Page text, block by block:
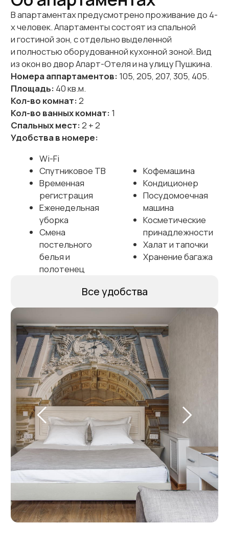
Wi-Fi
Спутниковое ТВ
Временная
регистрация
Еженедельная
уборка
Смена
постельного
белья и
полотенец
Кофемашина
Кондиционер
Посудомоечная
машина
Косметические
принадлежности
Халат и тапочки
Хранение багажа
Все удобства
Фотографии
апартаментов